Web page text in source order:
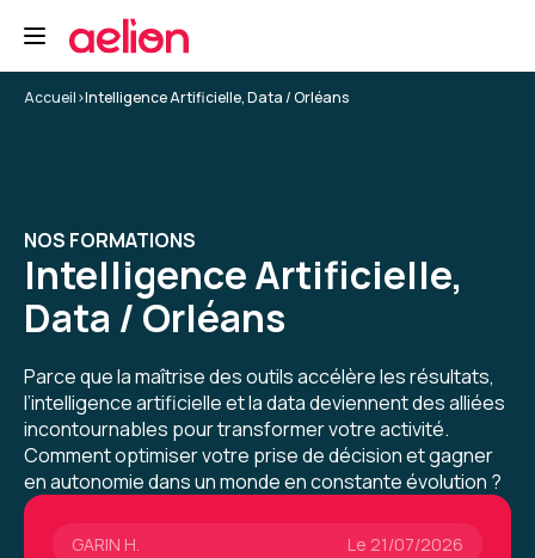
Accueil>Intelligence Artificielle, Data / Orléans
NOS FORMATIONS
Intelligence Artificielle,
Data / Orléans
Parce que la maîtrise des outils accélère les résultats,
l’intelligence artificielle et la data deviennent des alliées
incontournables pour transformer votre activité.
Comment optimiser votre prise de décision et gagner
en autonomie dans un monde en constante évolution ?
5
salle de formation très correcte, bien équipée
et calme.
Formation : Prompt Engineering et Generative AI
GARIN H. Le 21/07/2026